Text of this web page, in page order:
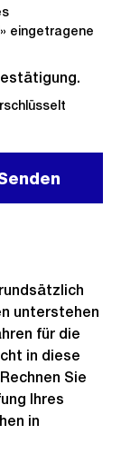
eingetragene
unterstehen
für die
in diese
Sie
Ihres
in